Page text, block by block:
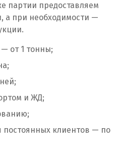
партии предоставляем
а при необходимости —
от 1 тонны;
и ЖД;
постоянных клиентов — по